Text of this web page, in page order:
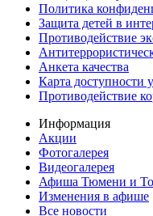
Политика
Защита детей в
Противодействие
Анкета качества
Карта
Противодействие
Информация
Акции
Фотогалерея
Видеогалерея
Афиша Тюмени и
Изменения в афише
Все новости